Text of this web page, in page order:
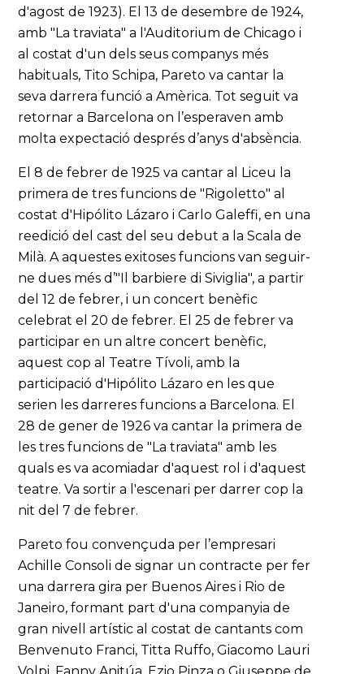
d'agost de 1923). El 13 de desembre de 1924,
amb "La traviata" a l'Auditorium de Chicago i
al costat d'un dels seus companys més
habituals, Tito Schipa, Pareto va cantar la
seva darrera funció a Amèrica. Tot seguit va
retornar a Barcelona on l’esperaven amb
molta expectació després d’anys d'absència.
El 8 de febrer de 1925 va cantar al Liceu la
primera de tres funcions de "Rigoletto" al
costat d'Hipólito Lázaro i Carlo Galeffi, en una
reedició del cast del seu debut a la Scala de
Milà. A aquestes exitoses funcions van seguir-
ne dues més d’"Il barbiere di Siviglia", a partir
del 12 de febrer, i un concert benèfic
celebrat el 20 de febrer. El 25 de febrer va
participar en un altre concert benèfic,
aquest cop al Teatre Tívoli, amb la
participació d'Hipólito Lázaro en les que
serien les darreres funcions a Barcelona. El
28 de gener de 1926 va cantar la primera de
les tres funcions de "La traviata" amb les
quals es va acomiadar d'aquest rol i d'aquest
teatre. Va sortir a l'escenari per darrer cop la
nit del 7 de febrer.
Pareto fou convençuda per l’empresari
Achille Consoli de signar un contracte per fer
una darrera gira per Buenos Aires i Rio de
Janeiro, formant part d'una companyia de
gran nivell artístic al costat de cantants com
Benvenuto Franci, Titta Ruffo, Giacomo Lauri